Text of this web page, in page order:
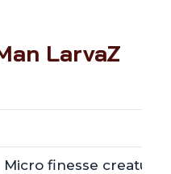
LarvaZ
Micro finesse